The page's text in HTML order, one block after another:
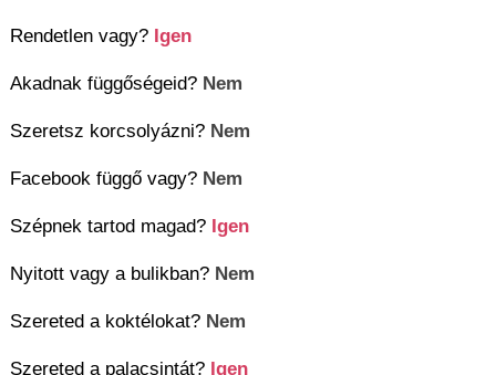
Rendetlen vagy? Igen
Akadnak függőségeid? Nem
Szeretsz korcsolyázni? Nem
Facebook függő vagy? Nem
Szépnek tartod magad? Igen
Nyitott vagy a bulikban? Nem
Szereted a koktélokat? Nem
Szereted a palacsintát? Igen